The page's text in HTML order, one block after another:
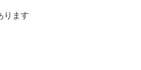
ります